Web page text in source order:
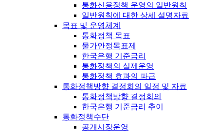
통화신용정책 운영의 일반원칙
일반원칙에 대한 상세 설명자료
목표 및 운영체계
통화정책 목표
물가안정목표제
한국은행 기준금리
통화정책의 실제운영
통화정책 효과의 파급
통화정책방향 결정회의 일정 및 자료
통화정책방향 결정회의
한국은행 기준금리 추이
통화정책수단
공개시장운영